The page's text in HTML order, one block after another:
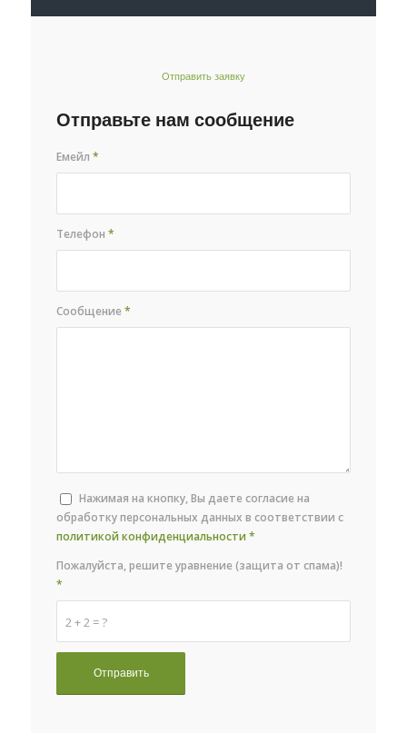
Отправить заявку
Отправьте нам сообщение
Емейл*
Телефон*
Сообщение*
Нажимая на кнопку, Вы даете согласие на
обработку персональных данных в соответствии с
политикой конфиденциальности *
2 + 2 = ?
Пожалуйста, решите уравнение (защита от спама)!
*